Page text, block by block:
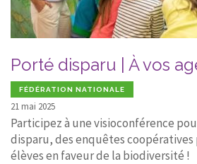
Porté disparu | À vos
FÉDÉRATION NATIONALE
21 mai 2025
Participez à une visioconférence
disparu, des enquêtes coopératives
élèves en faveur de la biodiversité !